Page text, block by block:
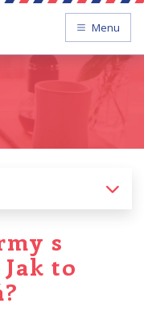
Menu
s
Jak to